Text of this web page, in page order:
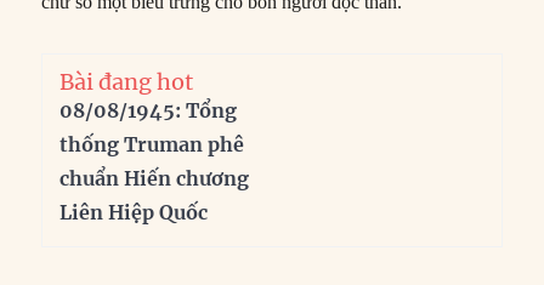
Bài đang hot
08/08/1945: Tổng
thống Truman phê
chuẩn Hiến chương
Liên Hiệp Quốc